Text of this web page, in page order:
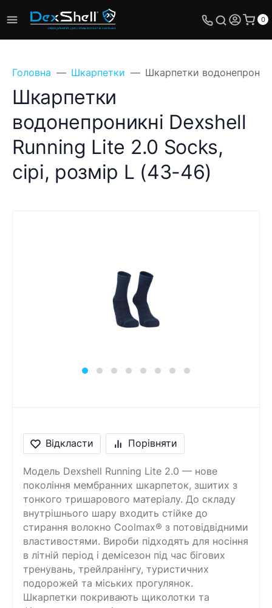
0
Головна Шкарпетки Шкарпетки
Шкарпетки
водонепроникні Dexshell
Running Lite 2.0 Socks,
сірі, розмір L (43-46)
Відкласти Порівняти
Модель Dexshell Running Lite 2.0 — нове
покоління мембранних шкарпеток, зшитих з
тонкого тришарового матеріалу. До складу
внутрішнього шару входить стійке до
стирання волокно Coolmax® з потовідвідними
властивостями. Вироби підходять для носіння
в літній період і демісезон під час бігових
тренувань, трейлранінгу, туристичних
подорожей та міських прогулянок.
Шкарпетки покривають щиколотки та